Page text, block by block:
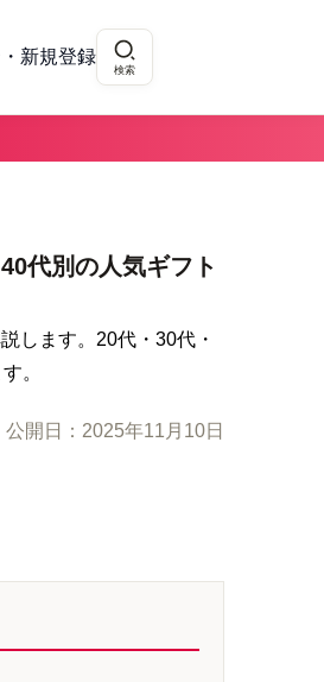
新規登録
検索
代別の人気ギフト
します。20代・30代・
。
公開日： 2025年11月10日